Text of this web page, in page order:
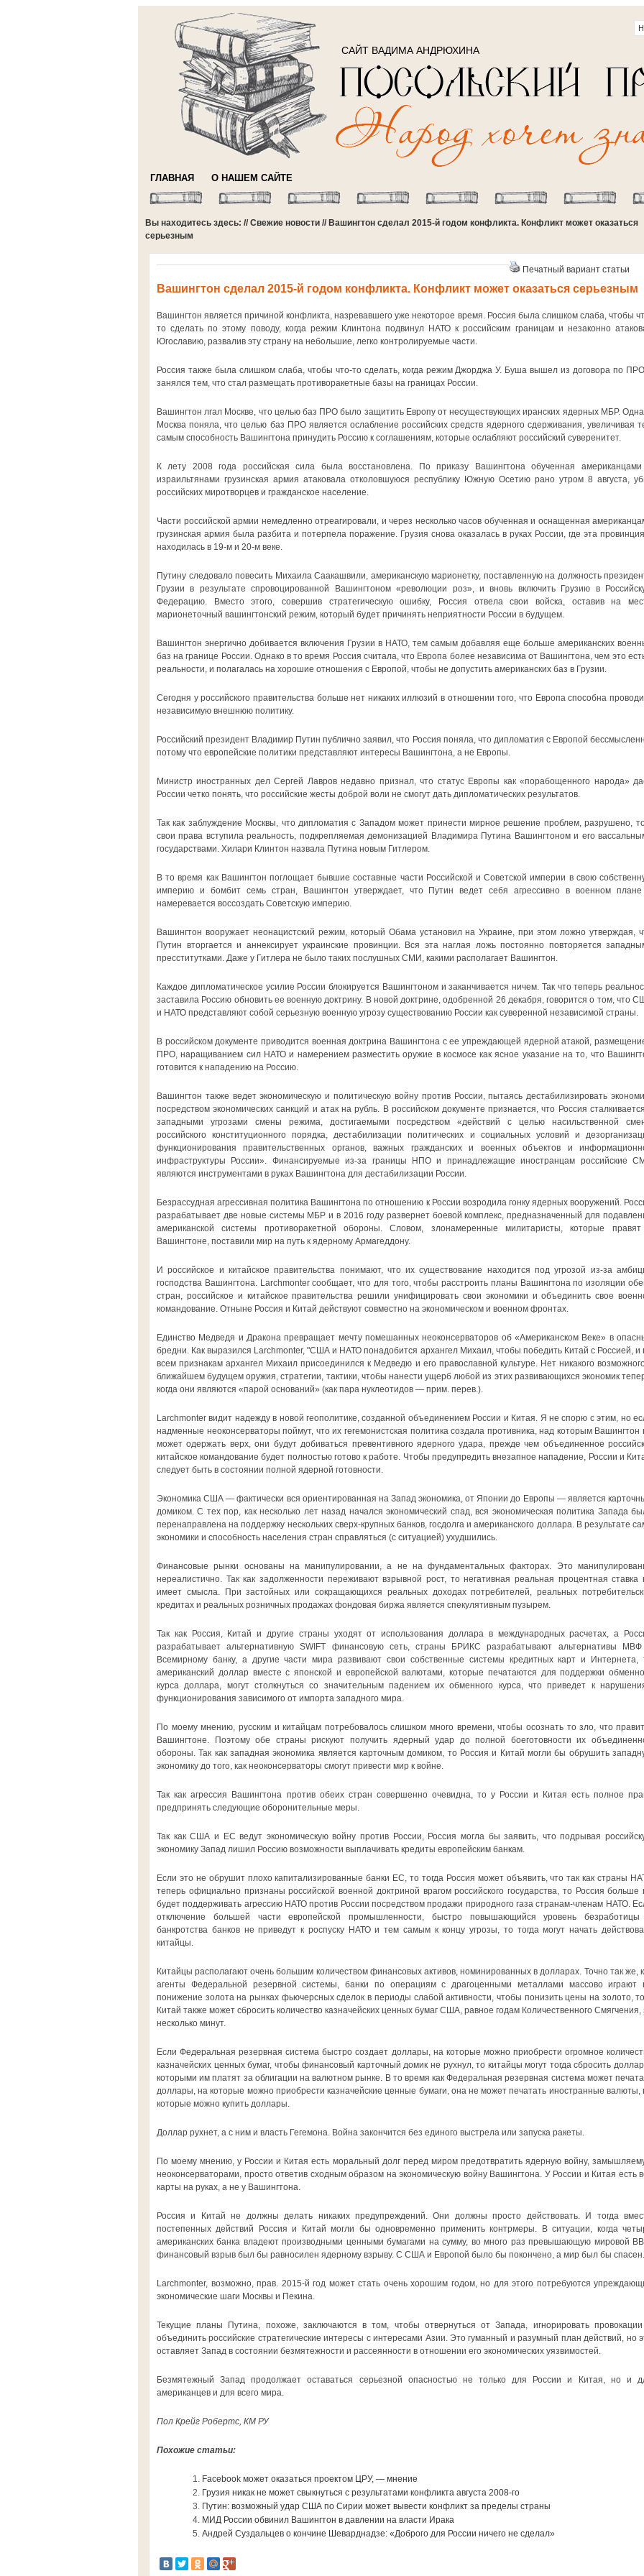
САЙТ ВАДИМА АНДРЮХИНА
ГЛАВНАЯ О НАШЕМ САЙТЕ
Вы находитесь здесь: //Свежие новости // Вашингтон сделал 2015-й годом конфликта. Конфликт может оказаться
серьезным
Печатный вариант статьи
Вашингтон сделал 2015-й годом конфликта. Конфликт может оказаться серьезным
Вашингтон является причиной конфликта, назревавшего уже некоторое время. Россия была слишком слаба, чтобы
то сделать по этому поводу, когда режим Клинтона подвинул НАТО к российским границам и незаконно
Югославию, развалив эту страну на небольшие, легко контролируемые части.
Россия также была слишком слаба, чтобы что-то сделать, когда режим Джорджа У. Буша вышел из договора по
занялся тем, что стал размещать противоракетные базы на границах России.
Вашингтон лгал Москве, что целью баз ПРО было защитить Европу от несуществующих иранских ядерных МБР.
Москва поняла, что целью баз ПРО является ослабление российских средств ядерного сдерживания, увеличивая
самым способность Вашингтона принудить Россию к соглашениям, которые ослабляют российский суверенитет.
К лету 2008 года российская сила была восстановлена. По приказу Вашингтона обученная
израильтянами грузинская армия атаковала отколовшуюся республику Южную Осетию рано утром 8 августа,
российских миротворцев и гражданское население.
Части российской армии немедленно отреагировали, и через несколько часов обученная и оснащенная
грузинская армия была разбита и потерпела поражение. Грузия снова оказалась в руках России, где эта
находилась в 19-м и 20-м веке.
Путину следовало повесить Михаила Саакашвили, американскую марионетку, поставленную на должность
Грузии в результате спровоцированной Вашингтоном «революции роз», и вновь включить Грузию в
Федерацию. Вместо этого, совершив стратегическую ошибку, Россия отвела свои войска, оставив на
марионеточный вашингтонский режим, который будет причинять неприятности России в будущем.
Вашингтон энергично добивается включения Грузии в НАТО, тем самым добавляя еще больше американских
баз на границе России. Однако в то время Россия считала, что Европа более независима от Вашингтона, чем это
реальности, и полагалась на хорошие отношения с Европой, чтобы не допустить американских баз в Грузии.
Сегодня у российского правительства больше нет никаких иллюзий в отношении того, что Европа способна
независимую внешнюю политику.
Российский президент Владимир Путин публично заявил, что Россия поняла, что дипломатия с Европой
потому что европейские политики представляют интересы Вашингтона, а не Европы.
Министр иностранных дел Сергей Лавров недавно признал, что статус Европы как «порабощенного народа»
России четко понять, что российские жесты доброй воли не смогут дать дипломатических результатов.
Так как заблуждение Москвы, что дипломатия с Западом может принести мирное решение проблем, разрушено,
свои права вступила реальность, подкрепляемая демонизацией Владимира Путина Вашингтоном и его
государствами. Хилари Клинтон назвала Путина новым Гитлером.
В то время как Вашингтон поглощает бывшие составные части Российской и Советской империи в свою
империю и бомбит семь стран, Вашингтон утверждает, что Путин ведет себя агрессивно в военном
намеревается воссоздать Советскую империю.
Вашингтон вооружает неонацистский режим, который Обама установил на Украине, при этом ложно утверждая,
Путин вторгается и аннексирует украинские провинции. Вся эта наглая ложь постоянно повторяется
пресститутками. Даже у Гитлера не было таких послушных СМИ, какими располагает Вашингтон.
Каждое дипломатическое усилие России блокируется Вашингтоном и заканчивается ничем. Так что теперь
заставила Россию обновить ее военную доктрину. В новой доктрине, одобренной 26 декабря, говорится о том, что
и НАТО представляют собой серьезную военную угрозу существованию России как суверенной независимой страны.
В российском документе приводится военная доктрина Вашингтона с ее упреждающей ядерной атакой,
ПРО, наращиванием сил НАТО и намерением разместить оружие в космосе как ясное указание на то, что
готовится к нападению на Россию.
Вашингтон также ведет экономическую и политическую войну против России, пытаясь дестабилизировать
посредством экономических санкций и атак на рубль. В российском документе признается, что Россия
западными угрозами смены режима, достигаемыми посредством «действий с целью насильственной
российского конституционного порядка, дестабилизации политических и социальных условий и
функционирования правительственных органов, важных гражданских и военных объектов и
инфраструктуры России». Финансируемые из-за границы НПО и принадлежащие иностранцам российские
являются инструментами в руках Вашингтона для дестабилизации России.
Безрассудная агрессивная политика Вашингтона по отношению к России возродила гонку ядерных вооружений.
разрабатывает две новые системы МБР и в 2016 году развернет боевой комплекс, предназначенный для
американской системы противоракетной обороны. Словом, злонамеренные милитаристы, которые
Вашингтоне, поставили мир на путь к ядерному Армагеддону.
И российское и китайское правительства понимают, что их существование находится под угрозой из-за
господства Вашингтона. Larchmonter сообщает, что для того, чтобы расстроить планы Вашингтона по изоляции
стран, российское и китайское правительства решили унифицировать свои экономики и объединить свое
командование. Отныне Россия и Китай действуют совместно на экономическом и военном фронтах.
Единство Медведя и Дракона превращает мечту помешанных неоконсерваторов об «Американском Веке» в
бредни. Как выразился Larchmonter, "США и НАТО понадобится архангел Михаил, чтобы победить Китай с Россией, и
всем признакам архангел Михаил присоединился к Медведю и его православной культуре. Нет никакого
ближайшем будущем оружия, стратегии, тактики, чтобы нанести ущерб любой из этих развивающихся экономик
когда они являются «парой оснований» (как пара нуклеотидов — прим. перев.).
Larchmonter видит надежду в новой геополитике, созданной объединением России и Китая. Я не спорю с этим, но
надменные неоконсерваторы поймут, что их гегемонистская политика создала противника, над которым Вашингтон
может одержать верх, они будут добиваться превентивного ядерного удара, прежде чем объединенное
китайское командование будет полностью готово к работе. Чтобы предупредить внезапное нападение, России и
следует быть в состоянии полной ядерной готовности.
Экономика США — фактически вся ориентированная на Запад экономика, от Японии до Европы — является
домиком. С тех пор, как несколько лет назад начался экономический спад, вся экономическая политика Запада
перенаправлена на поддержку нескольких сверх-крупных банков, госдолга и американского доллара. В результате
экономики и способность населения стран справляться (с ситуацией) ухудшились.
Финансовые рынки основаны на манипулировании, а не на фундаментальных факторах. Это
нереалистично. Так как задолженности переживают взрывной рост, то негативная реальная процентная ставка
имеет смысла. При застойных или сокращающихся реальных доходах потребителей, реальных
кредитах и реальных розничных продажах фондовая биржа является спекулятивным пузырем.
Так как Россия, Китай и другие страны уходят от использования доллара в международных расчетах, а
разрабатывает альтернативную SWIFT финансовую сеть, страны БРИКС разрабатывают альтернативы
Всемирному банку, а другие части мира развивают свои собственные системы кредитных карт и Интернета,
американский доллар вместе с японской и европейской валютами, которые печатаются для поддержки
курса доллара, могут столкнуться со значительным падением их обменного курса, что приведет к
функционирования зависимого от импорта западного мира.
По моему мнению, русским и китайцам потребовалось слишком много времени, чтобы осознать то зло, что
Вашингтоне. Поэтому обе страны рискуют получить ядерный удар до полной боеготовности их
обороны. Так как западная экономика является карточным домиком, то Россия и Китай могли бы обрушить
экономику до того, как неоконсерваторы смогут привести мир к войне.
Так как агрессия Вашингтона против обеих стран совершенно очевидна, то у России и Китая есть полное
предпринять следующие оборонительные меры.
Так как США и ЕС ведут экономическую войну против России, Россия могла бы заявить, что подрывая
экономику Запад лишил Россию возможности выплачивать кредиты европейским банкам.
Если это не обрушит плохо капитализированные банки ЕС, то тогда Россия может объявить, что так как страны
теперь официально признаны российской военной доктриной врагом российского государства, то Россия больше
будет поддерживать агрессию НАТО против России посредством продажи природного газа странам-членам НАТО.
отключение большей части европейской промышленности, быстро повышающийся уровень
банкротства банков не приведут к роспуску НАТО и тем самым к концу угрозы, то тогда могут начать
китайцы.
Китайцы располагают очень большим количеством финансовых активов, номинированных в долларах. Точно так же,
агенты Федеральной резервной системы, банки по операциям с драгоценными металлами массово играют
понижение золота на рынках фьючерсных сделок в периоды слабой активности, чтобы понизить цены на золото,
Китай также может сбросить количество казначейских ценных бумаг США, равное годам Количественного Смягчения,
несколько минут.
Если Федеральная резервная система быстро создает доллары, на которые можно приобрести огромное
казначейских ценных бумаг, чтобы финансовый карточный домик не рухнул, то китайцы могут тогда сбросить
которыми им платят за облигации на валютном рынке. В то время как Федеральная резервная система может
доллары, на которые можно приобрести казначейские ценные бумаги, она не может печатать иностранные валюты,
которые можно купить доллары.
Доллар рухнет, а с ним и власть Гегемона. Война закончится без единого выстрела или запуска ракеты.
По моему мнению, у России и Китая есть моральный долг перед миром предотвратить ядерную войну,
неоконсерваторами, просто ответив сходным образом на экономическую войну Вашингтона. У России и Китая есть
карты на руках, а не у Вашингтона.
Россия и Китай не должны делать никаких предупреждений. Они должны просто действовать. И тогда
постепенных действий Россия и Китай могли бы одновременно применить контрмеры. В ситуации, когда
американских банка владеют производными ценными бумагами на сумму, во много раз превышающую мировой
финансовый взрыв был бы равносилен ядерному взрыву. С США и Европой было бы покончено, а мир был бы спасен.
Larchmonter, возможно, прав. 2015-й год может стать очень хорошим годом, но для этого потребуются
экономические шаги Москвы и Пекина.
Текущие планы Путина, похоже, заключаются в том, чтобы отвернуться от Запада, игнорировать
объединить российские стратегические интересы с интересами Азии. Это гуманный и разумный план действий, но
оставляет Запад в состоянии безмятежности и рассеянности в отношении его экономических уязвимостей.
Безмятежный Запад продолжает оставаться серьезной опасностью не только для России и Китая, но и
американцев и для всего мира.
Пол Крейг Робертс, КМ РУ
Похожие статьи:
Facebook может оказаться проектом ЦРУ, — мнение
Грузия никак не может свыкнуться с результатами конфликта августа 2008-го
Путин: возможный удар США по Сирии может вывести конфликт за пределы страны
МИД России обвинил Вашингтон в давлении на власти Ирака
Андрей Суздальцев о кончине Шеварднадзе: «Доброго для России ничего не сделал»